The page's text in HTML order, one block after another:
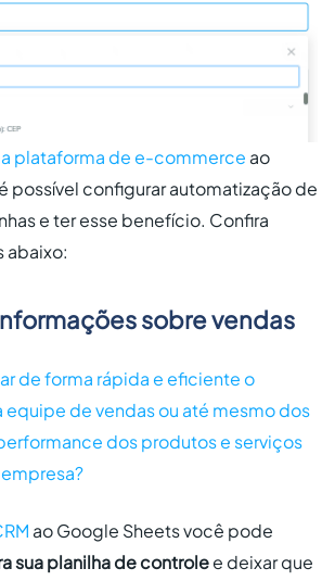
plataforma de e-commerce ao
possível configurar automatização de
e ter esse benefício. Confira
abaixo:
sobre vendas
de forma rápida e eficiente o
de vendas ou até mesmo dos
dos produtos e serviços
ao Google Sheets você pode
sua planilha de controlee deixar que